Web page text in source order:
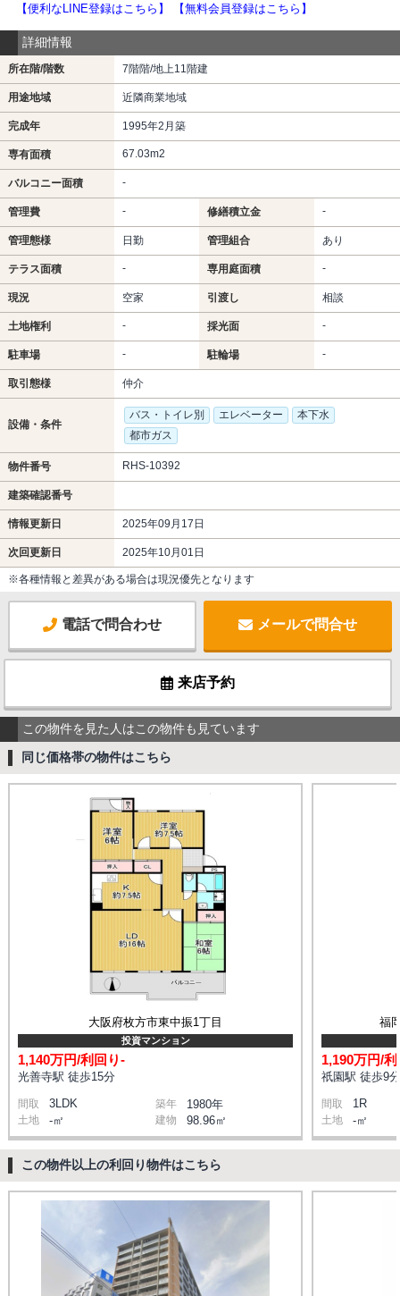
【便利なLINE登録はこちら】
【無料会員登録はこちら】
詳細情報
所在階/階数 7階階/地上11階建
用途地域 近隣商業地域
完成年 1995年2月築
専有面積 67.03m2
バルコニー面積 -
管理費 - 修繕積立金 -
管理態様 日勤 管理組合 あり
テラス面積 - 専用庭面積 -
現況 空家 引渡し 相談
土地権利 - 採光面 -
駐車場 - 駐輪場 -
取引態様 仲介
設備・条件
バス・トイレ別 エレベーター
本下水
都市ガス
物件番号 RHS-10392
建築確認番号
情報更新日 2025年09月17日
次回更新日 2025年10月01日
※各種情報と差異がある場合は現況優先となります
電話で問合わせ メールで問合せ
来店予約
この物件を見た人はこの物件も見ています
同じ価格帯の物件はこちら
大阪府枚方市東中振1丁目
投資マンション
1,140万円/利回り-
光善寺駅 徒歩15分
間取 3LDK 築年 1980年
土地 -㎡ 建物 98.96㎡
福
1,190万円/
祇園駅 徒歩9分
間取 1R
土地 -㎡
この物件以上の利回り物件はこちら